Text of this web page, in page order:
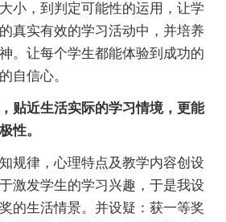
小，到判定可能性的运用，让学
真实有效的学习活动中，并培养
。让每个学生都能体验到成功的
自信心。
贴近生活实际的学习情境，更能
性。
律，心理特点及教学内容创设
激发学生的学习兴趣，于是我设
的生活情景。并设疑：获一等奖